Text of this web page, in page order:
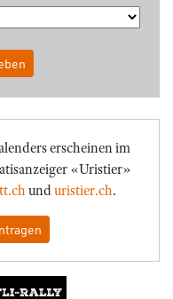
erscheinen im
«Uristier»
unduristier.ch.